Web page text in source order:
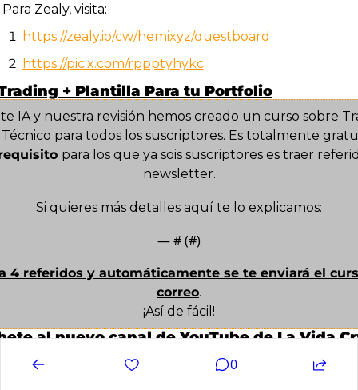
Para Zealy, visita:
https://zealy.io/cw/hemixyz/questboard
https://pic.x.com/rppptyhykc
+ Plantilla Para tu Portfolio
IA y nuestra revisión hemos creado un curso sobre
Técnico para todos los suscriptores. Es totalmente
para los que ya sois suscriptores es traer
newsletter.
Si quieres más detalles aquí te lo explicamos:
— # (#)
4 referidos y automáticamente se te enviará el
correo.
¡Así de fácil!
al nuevo canal de YouTube de La Vida
desde nuestro capítulo 100, en el que hicimos
0